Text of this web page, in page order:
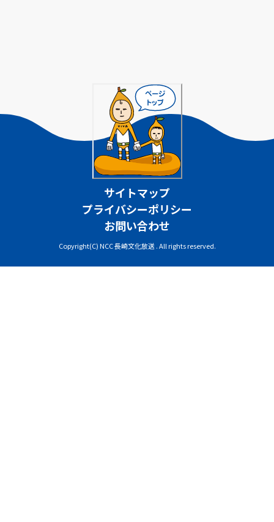
サイトマップ
プライバシーポリシー
お問い合わせ
Copyright(C) NCC 長崎文化放送 . All rights reserved.